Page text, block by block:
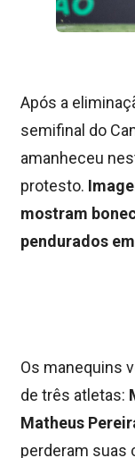
Após a
semifinal do
amanheceu
protesto.
mostram
pendurados
Os manequins
de três atletas:
Matheus
perderam suas